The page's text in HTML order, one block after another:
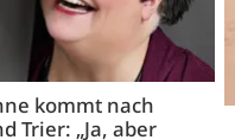
kommt nach
Trier: „Ja, aber